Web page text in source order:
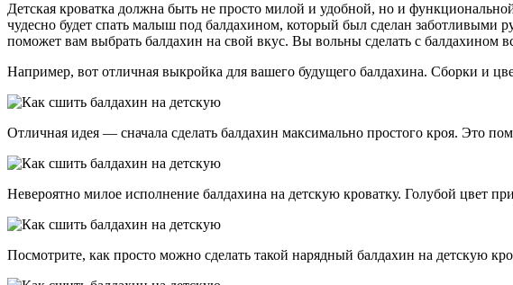
Детская кроватка должна быть не просто милой и удобной, но и
чудесно будет спать малыш под балдахином, который был сделан
поможет вам выбрать балдахин на свой вкус. Вы вольны сделать с балдахином
Например, вот отличная выкройка для вашего будущего балдахина. Сборки и
Отличная идея — сначала сделать балдахин максимально простого кроя. Это
Невероятно милое исполнение балдахина на детскую кроватку. Голубой цвет
Посмотрите, как просто можно сделать такой нарядный балдахин на детскую